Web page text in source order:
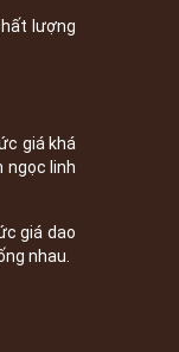
lượng
giá khá
linh
giá dao
nhau.